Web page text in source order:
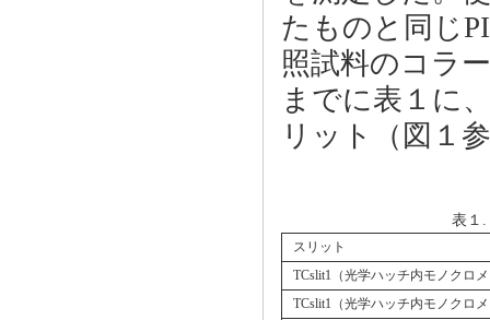
たものと同じ
照試料のコラ
までに表１に
リット（図１
表１.
スリット
TCslit1（光学ハッチ内モノクロ
TCslit1（光学ハッチ内モノクロ